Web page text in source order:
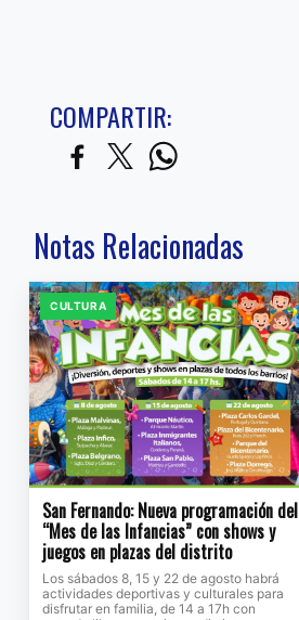
COMPARTIR:
Notas Relacionadas
CULTURA
San Fernando: Nueva programación del
“Mes de las Infancias” con shows y
juegos en plazas del distrito
Los sábados 8, 15 y 22 de agosto habrá
actividades deportivas y culturales para
disfrutar en familia, de 14 a 17h con